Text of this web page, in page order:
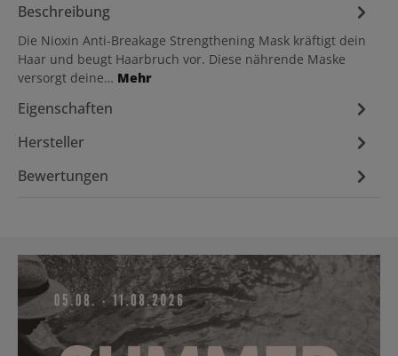
Beschreibung
Die Nioxin Anti-Breakage Strengthening Mask kräftigt dein
Haar und beugt Haarbruch vor. Diese nährende Maske
versorgt deine… Mehr
Eigenschaften
Hersteller
Bewertungen